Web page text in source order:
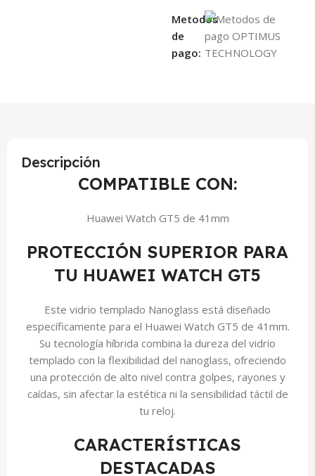
Metodos
de
pago:
Descripción
COMPATIBLE CON:
Huawei Watch GT5 de 41mm
PROTECCIÓN SUPERIOR PARA
TU HUAWEI WATCH GT5
Este vidrio templado Nanoglass está diseñado
específicamente para el Huawei Watch GT5 de 41mm.
Su tecnología híbrida combina la dureza del vidrio
templado con la flexibilidad del nanoglass, ofreciendo
una protección de alto nivel contra golpes, rayones y
caídas, sin afectar la estética ni la sensibilidad táctil de
tu reloj.
CARACTERÍSTICAS
DESTACADAS